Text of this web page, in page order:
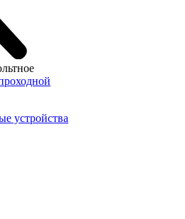
устройства